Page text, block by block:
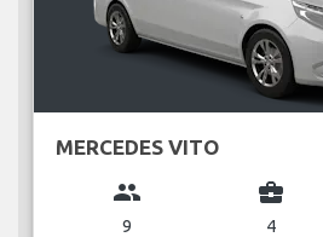
MERCEDES VITO
group
9
business_center
4